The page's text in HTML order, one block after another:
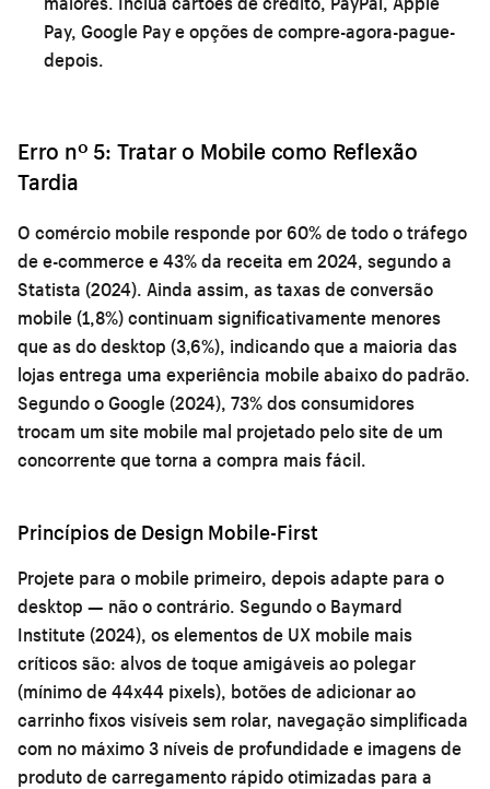
Pay, Google Pay e opções de compre-agora-pague-
depois.
Erro nº 5: Tratar o Mobile como Reflexão
Tardia
O comércio mobile responde por 60% de todo o tráfego
de e-commerce e 43% da receita em 2024, segundo a
Statista (2024). Ainda assim, as taxas de conversão
mobile (1,8%) continuam significativamente menores
que as do desktop (3,6%), indicando que a maioria das
lojas entrega uma experiência mobile abaixo do padrão.
Segundo o Google (2024), 73% dos consumidores
trocam um site mobile mal projetado pelo site de um
concorrente que torna a compra mais fácil.
Princípios de Design Mobile-First
Projete para o mobile primeiro, depois adapte para o
desktop — não o contrário. Segundo o Baymard
Institute (2024), os elementos de UX mobile mais
críticos são: alvos de toque amigáveis ao polegar
(mínimo de 44x44 pixels), botões de adicionar ao
carrinho fixos visíveis sem rolar, navegação simplificada
com no máximo 3 níveis de profundidade e imagens de
produto de carregamento rápido otimizadas para a